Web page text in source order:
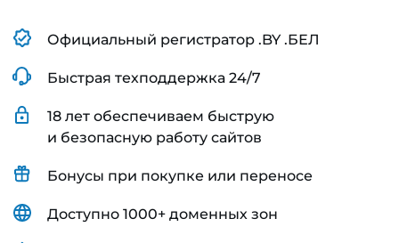
Официальный регистратор .BY .БЕЛ
Быстрая техподдержка 24/7
18 лет обеспечиваем быструю
и безопасную работу сайтов
Бонусы при покупке или переносе
Доступно 1000+ доменных зон